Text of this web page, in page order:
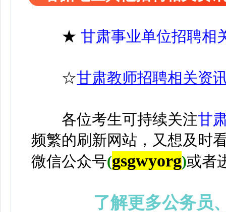
★ 甘肃事业单位招聘相
☆甘肃教师招聘相关资
各位考生可持续关注甘
频繁的刷新网站，又想及时
微信公众号(gsgwyorg)或者
了解更多公务员